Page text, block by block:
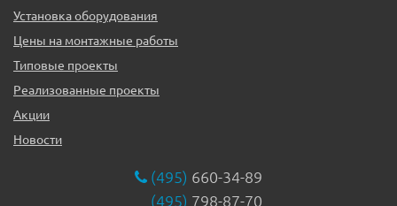
Установка оборудования
Цены на монтажные работы
Типовые проекты
Реализованные проекты
Акции
Новости
(495) 660-34-89
(495) 798-87-70